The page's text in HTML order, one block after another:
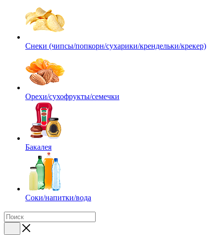
Снеки (чипсы/попкорн/сухарики/крендельки/крекер)
Орехи/сухофрукты/семечки
Бакалея
Соки/напитки/вода